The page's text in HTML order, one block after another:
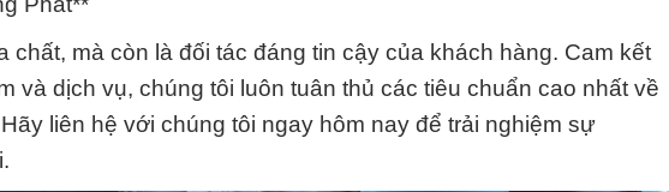
chất, mà còn là đối tác đáng tin cậy của khách hàng. Cam kết
và dịch vụ, chúng tôi luôn tuân thủ các tiêu chuẩn cao nhất về
liên hệ với chúng tôi ngay hôm nay để trải nghiệm sự